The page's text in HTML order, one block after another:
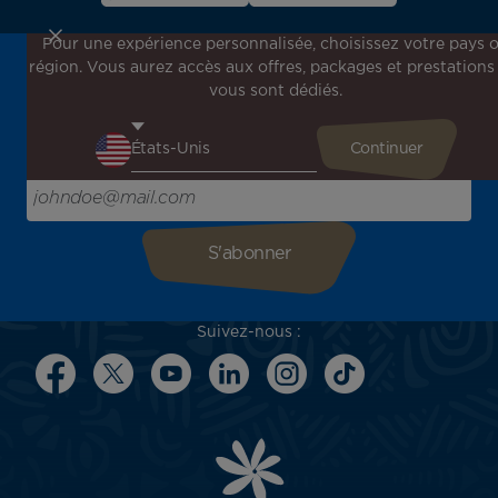
Inscrivez-vous à notre newsletter !
Recevez en avant-première toutes nos offres spéciales et
l'inspiration pour votre prochain voyage !
Saisissez votre adresse e-mail ici
Suivez-nous :
Pour une expérience personnalisée, choisissez votre pays
région. Vous aurez accès aux offres, packages et prestations
vous sont dédiés.